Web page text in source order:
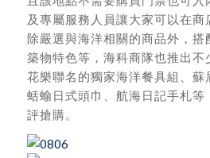
及專屬服務人員讓大家可以在商
除嚴選與海洋相關的商品外，搭
築物特色等，海科商隊也推出不
花樂聯名的獨家海洋餐具組、蘇
蛞蝓日式頭巾、航海日記手札等
評搶購。